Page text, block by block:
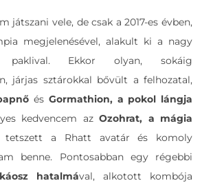
játszani vele, de csak a 2017-es évben,
megjelenésével, alakult ki a nagy
Ekkor olyan, sokáig
járjas sztárokkal bővült a felhozatal,
és Gormathion, a pokol lángja
kedvencem azOzohrat, a mágia
tetszett a Rhatt avatár és komoly
benne. Pontosabban egy régebbi
hatalmával, alkotott kombója